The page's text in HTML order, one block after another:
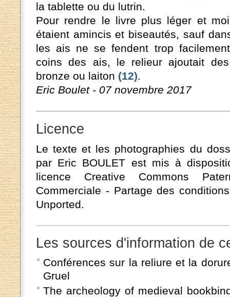
la tablette ou du lutrin.
Pour rendre le livre plus léger et
étaient amincis et biseautés, sauf
les ais ne se fendent trop
coins des ais, le relieur ajoutait
bronze ou laiton (12).
Eric Boulet - 07 novembre 2017
Licence
Le texte et les photographies du
par Eric BOULET est mis à
licence Creative Commons
Commerciale - Partage des
Unported.
Les sources d'information de
Conférences sur la reliure et la
Gruel
The archeology of medieval